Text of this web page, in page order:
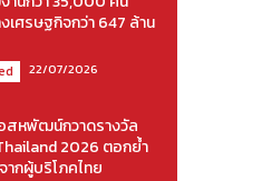
เศรษฐกิจกว่า 647 ล้าน
22/07/2026
สหพัฒน์กวาดรางวัล
2026 ตอกย้ำ
ากผู้บริโภคไทย